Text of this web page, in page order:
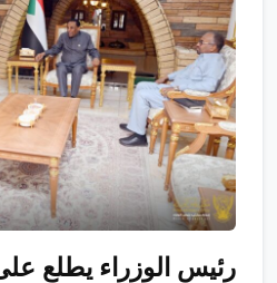
رئيس الوزراء يطلع